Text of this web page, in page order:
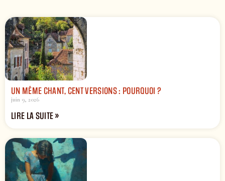
UN MÊME CHANT, CENT VERSIONS : POURQUOI ?
juin 9, 2026
LIRE LA SUITE »